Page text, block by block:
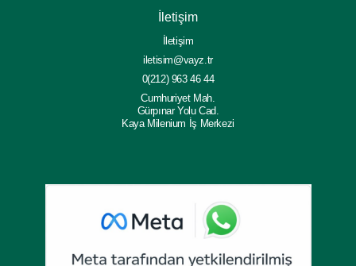
İletişim
İletişim
iletisim@vayz.tr
0(212) 963 46 44
Cumhuriyet Mah.
Gürpınar Yolu Cad.
Kaya Milenium İş Merkezi